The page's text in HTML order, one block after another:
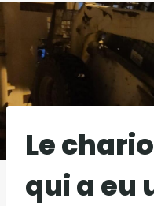
Le
qui a eu